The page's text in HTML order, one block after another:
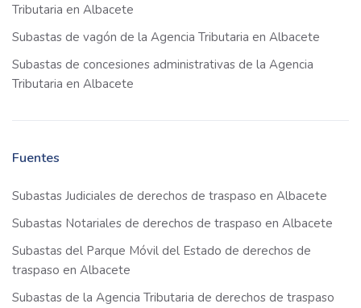
Tributaria en Albacete
Subastas de vagón de la Agencia Tributaria en Albacete
Subastas de concesiones administrativas de la Agencia
Tributaria en Albacete
Fuentes
Subastas Judiciales de derechos de traspaso en Albacete
Subastas Notariales de derechos de traspaso en Albacete
Subastas del Parque Móvil del Estado de derechos de
traspaso en Albacete
Subastas de la Agencia Tributaria de derechos de traspaso